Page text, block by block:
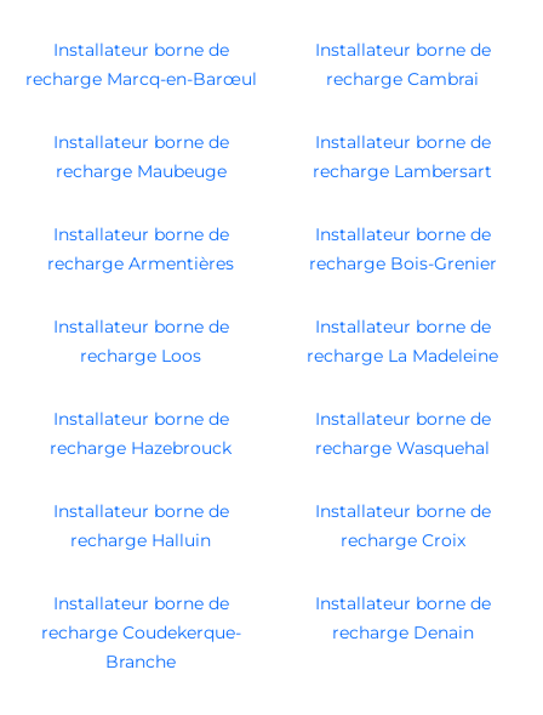
Installateur borne de
recharge Marcq-en-Barœul
Installateur borne de
recharge Cambrai
Installateur borne de
recharge Maubeuge
Installateur borne de
recharge Lambersart
Installateur borne de
recharge Armentières
Installateur borne de
recharge Bois-Grenier
Installateur borne de
recharge Loos
Installateur borne de
recharge La Madeleine
Installateur borne de
recharge Hazebrouck
Installateur borne de
recharge Wasquehal
Installateur borne de
recharge Halluin
Installateur borne de
recharge Croix
Installateur borne de
recharge Coudekerque-
Branche
Installateur borne de
recharge Denain